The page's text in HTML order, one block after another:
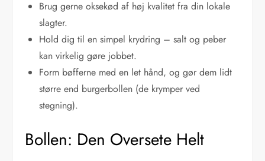
Brug gerne oksekød af høj kvalitet fra din lokale
slagter.
Hold dig til en simpel krydring – salt og peber
kan virkelig gøre jobbet.
Form bøfferne med en let hånd, og gør dem lidt
større end burgerbollen (de krymper ved
stegning).
Bollen: Den Oversete Helt